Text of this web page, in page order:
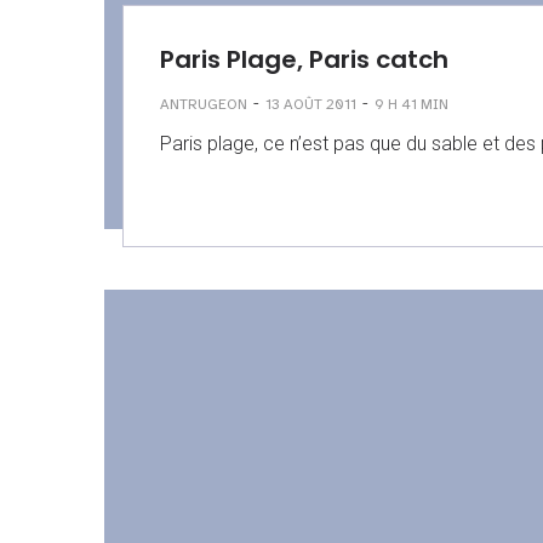
Paris Plage, Paris catch
ANTRUGEON - 13 AOÛT 2011 - 9 H 41 MIN
Paris plage, ce n’est pas que du sable et des